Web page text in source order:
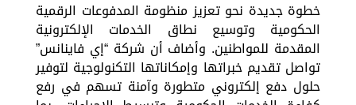
خطوة جديدة نحو تعزيز منظومة المدفوعات الرقمية
الحكومية وتوسيع نطاق الخدمات الإلكترونية
المقدمة للمواطنين. وأضاف أن شركة “إي فاينانس”
تواصل تقديم خبراتها وإمكاناتها التكنولوجية لتوفير
حلول دفع إلكتروني متطورة وآمنة تسهم في رفع